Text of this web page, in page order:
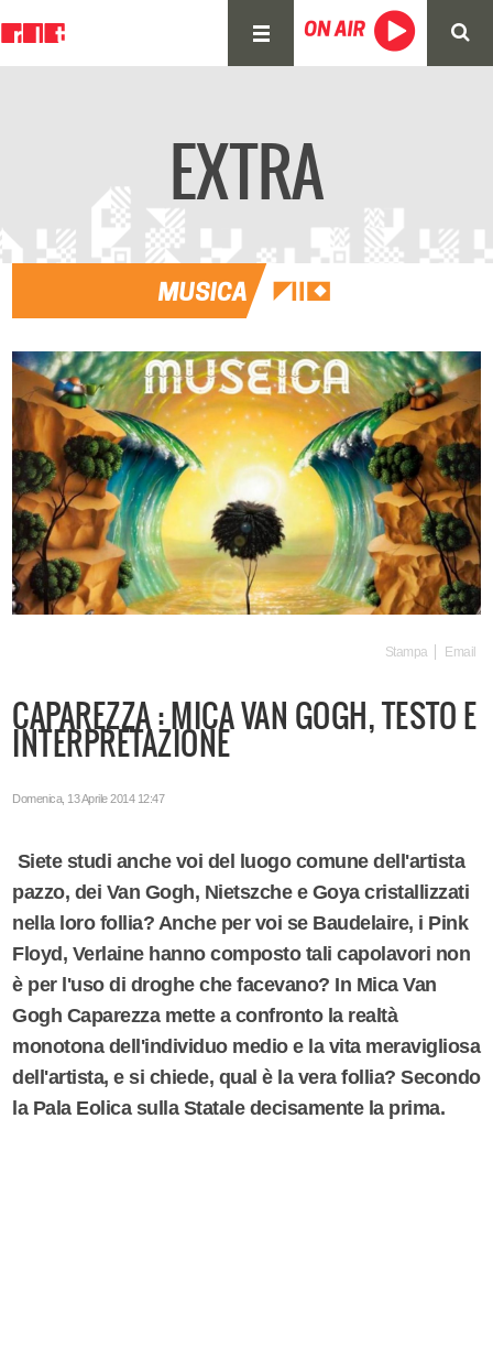
EXTRA
Stampa Email
CAPAREZZA : MICA VAN GOGH, TESTO E
INTERPRETAZIONE
Domenica, 13 Aprile 2014 12:47
Siete studi anche voi del luogo comune dell'artista
pazzo, dei Van Gogh, Nietszche e Goya cristallizzati
nella loro follia? Anche per voi se Baudelaire, i Pink
Floyd, Verlaine hanno composto tali capolavori non
è per l'uso di droghe che facevano? In Mica Van
Gogh Caparezza mette a confronto la realtà
monotona dell'individuo medio e la vita meravigliosa
dell'artista, e si chiede, qual è la vera follia? Secondo
la Pala Eolica sulla Statale decisamente la prima.